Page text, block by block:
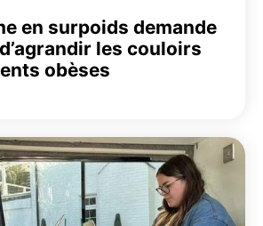
en surpoids demande
les couloirs
obèses